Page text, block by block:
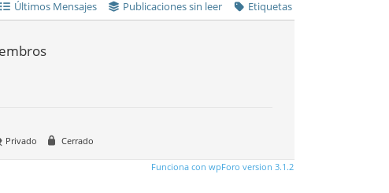
Últimos Mensajes Publicaciones sin leer Etiquetas
Privado Cerrado
Funciona con wpForo version 3.1.2